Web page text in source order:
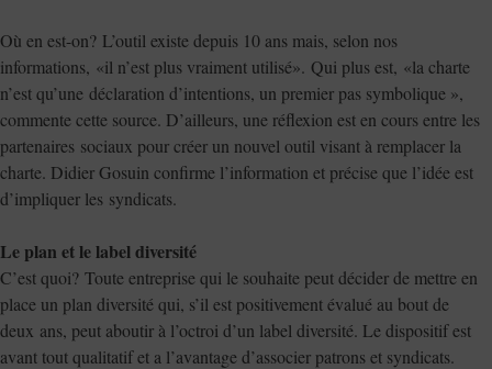
Où en est-on? L’outil existe depuis 10 ans mais, selon nos
informations, «il n’est plus vraiment utilisé». Qui plus est, «la charte
n’est qu’une déclaration d’intentions, un premier pas symbolique »,
commente cette source. D’ailleurs, une réflexion est en cours entre les
partenaires sociaux pour créer un nouvel outil visant à remplacer la
charte. Didier Gosuin confirme l’information et précise que l’idée est
d’impliquer les syndicats.
Le plan et le label diversité
C’est quoi? Toute entreprise qui le souhaite peut décider de mettre en
place un plan diversité qui, s’il est positivement évalué au bout de
deux ans, peut aboutir à l’octroi d’un label diversité. Le dispositif est
avant tout qualitatif et a l’avantage d’associer patrons et syndicats.